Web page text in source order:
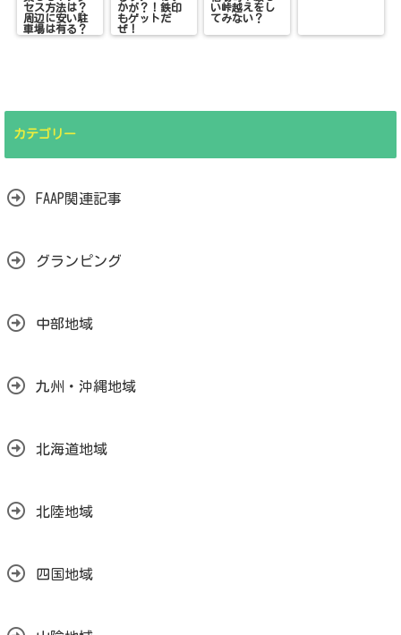
セス方法は？
周辺に安い駐
車場は有る？
かが？！鉄印
もゲットだ
ぜ！
い峠越えをし
てみない？
カテゴリー
FAAP関連記事
グランピング
中部地域
九州・沖縄地域
北海道地域
北陸地域
四国地域